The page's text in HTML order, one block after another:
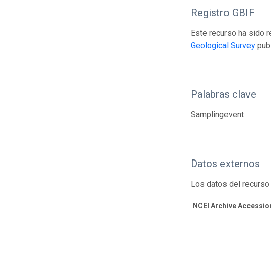
Registro GBIF
Este recurso ha sido
Geological Survey
Palabras clave
Samplingevent
Datos externos
Los datos del
NCEI Archive